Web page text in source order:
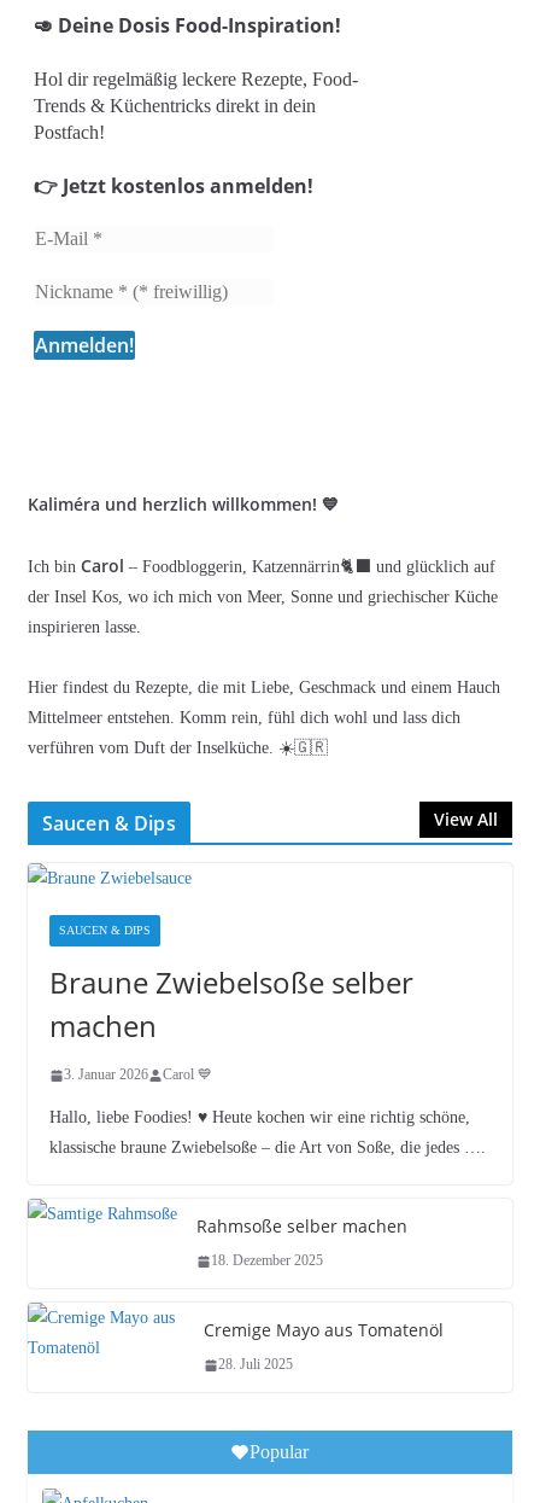
🥑 Deine Dosis Food-Inspiration!
Hol dir regelmäßig leckere Rezepte, Food-
Trends & Küchentricks direkt in dein
Postfach!
👉 Jetzt kostenlos anmelden!
Kaliméra und herzlich willkommen! 💙
Ich bin Carol – Foodbloggerin, Katzennärrin🐈‍⬛ und glücklich auf
der Insel Kos, wo ich mich von Meer, Sonne und griechischer Küche
inspirieren lasse.
Hier findest du Rezepte, die mit Liebe, Geschmack und einem Hauch
Mittelmeer entstehen. Komm rein, fühl dich wohl und lass dich
verführen vom Duft der Inselküche. ☀️🇬🇷
Saucen & Dips View All
SAUCEN & DIPS
Braune Zwiebelsoße selber
machen
3. Januar 2026 Carol 💙
Hallo, liebe Foodies! ♥︎ Heute kochen wir eine richtig schöne,
klassische braune Zwiebelsoße – die Art von Soße, die jedes ….
Rahmsoße selber machen
18. Dezember 2025
Cremige Mayo aus Tomatenöl
28. Juli 2025
Popular